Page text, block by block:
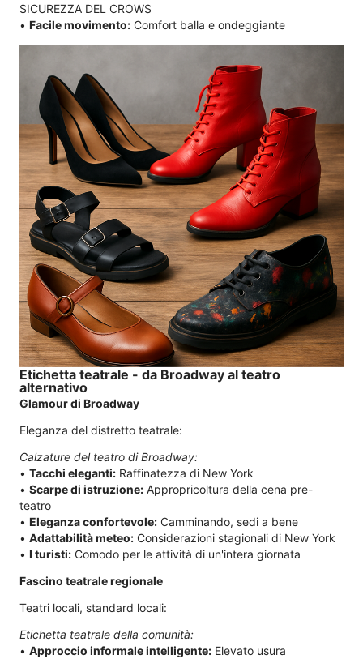
SICUREZZA DEL CROWS
• Facile movimento: Comfort balla e ondeggiante
Etichetta teatrale - da Broadway al teatro
alternativo
Glamour di Broadway
Eleganza del distretto teatrale:
Calzature del teatro di Broadway:
• Tacchi eleganti: Raffinatezza di New York
• Scarpe di istruzione: Appropricoltura della cena pre-
teatro
• Eleganza confortevole: Camminando, sedi a bene
• Adattabilità meteo: Considerazioni stagionali di New York
• I turisti: Comodo per le attività di un'intera giornata
Fascino teatrale regionale
Teatri locali, standard locali:
Etichetta teatrale della comunità:
• Approccio informale intelligente: Elevato usura